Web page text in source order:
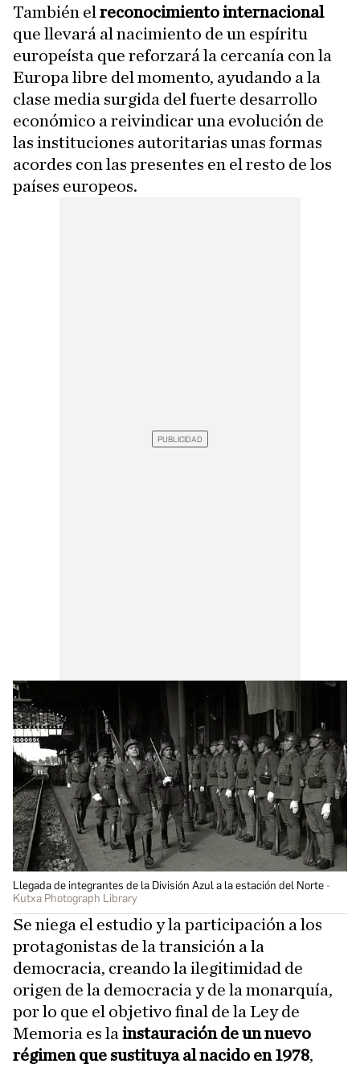
También el reconocimiento internacional
que llevará al nacimiento de un espíritu
europeísta que reforzará la cercanía con la
Europa libre del momento, ayudando a la
clase media surgida del fuerte desarrollo
económico a reivindicar una evolución de
las instituciones autoritarias unas formas
acordes con las presentes en el resto de los
países europeos.
Llegada de integrantes de la División Azul a la estación del Norte
Kutxa Photograph Library
Se niega el estudio y la participación a los
protagonistas de la transición a la
democracia, creando la ilegitimidad de
origen de la democracia y de la monarquía,
por lo que el objetivo final de la Ley de
Memoria es la instauración de un nuevo
régimen que sustituya al nacido en 1978,